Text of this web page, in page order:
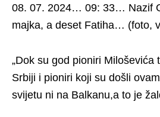
08. 07. 2024… 09: 33… Nazif
majka, a deset Fatiha… (foto,
„Dok su god pioniri Miloševića
Srbiji i pioniri koji su došli
svijetu ni na Balkanu,a to je